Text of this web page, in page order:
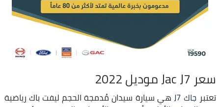
سعر Jac J7 موديل 2022
تعتبر جاك J7 هي سيارة سيدان مُدمجة الحجم ليفت باك رياضية